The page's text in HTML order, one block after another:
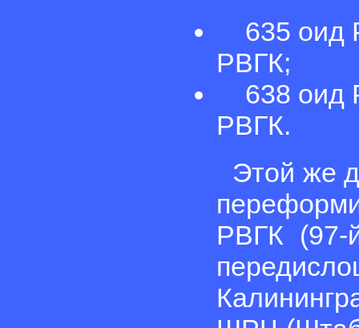
635 оид
РВГК;
638 оид
РВГК.
Этой же
РВГК